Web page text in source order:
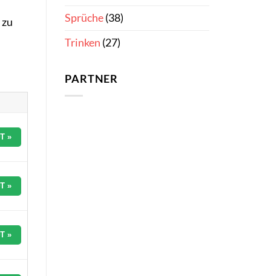
»
»
»
Sprüche(38)
Trinken (27)
PARTNER